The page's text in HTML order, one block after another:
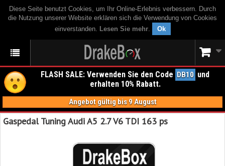
Diese Seite benutzt Cookies, um Ihr Online-Erlebnis verbessern. Durch
die Nutzung unserer Website erklären sich die Verwendung von Cookies
einverstanden. Lesen Sie mehr. Ok
FLASH SALE: Verwenden Sie den Code DB10 und
erhalten 10% Rabatt.
Angebot gültig bis 9 August
Gaspedal Tuning Audi A5 2.7 V6 TDI 163 ps